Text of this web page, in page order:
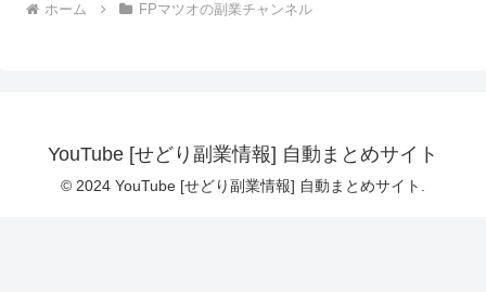
ホーム FPマツオの副業チャンネル
YouTube [せどり副業情報] 自動まとめサイト
© 2024 YouTube [せどり副業情報] 自動まとめサイト.